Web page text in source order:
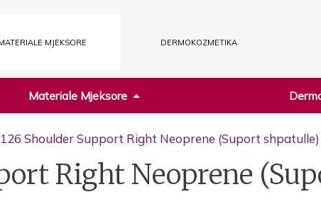
MJEKSORE DERMOKOZMETIKA
Materiale Mjeksore
Shoulder Support Right Neoprene (Suport shpatulle)
Right Neoprene